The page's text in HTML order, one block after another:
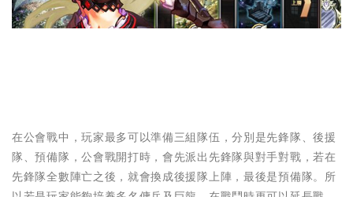
在公會戰中，玩家最多可以準備三組隊伍，分別是先鋒隊、後援
隊、預備隊，公會戰開打時，會先派出先鋒隊與對手對戰，若在
先鋒隊全數陣亡之後，就會換成後援隊上陣，最後是預備隊。所